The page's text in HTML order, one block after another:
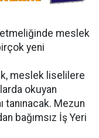
meslek
yeni
meslek liselilere
okuyan
tanınacak. Mezun
bağımsız İş Yeri